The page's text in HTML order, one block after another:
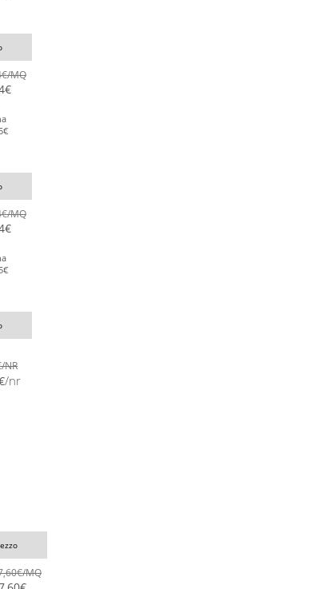
€/MQ
€
€
€/MQ
€
€
/NR
/nr
€/MQ